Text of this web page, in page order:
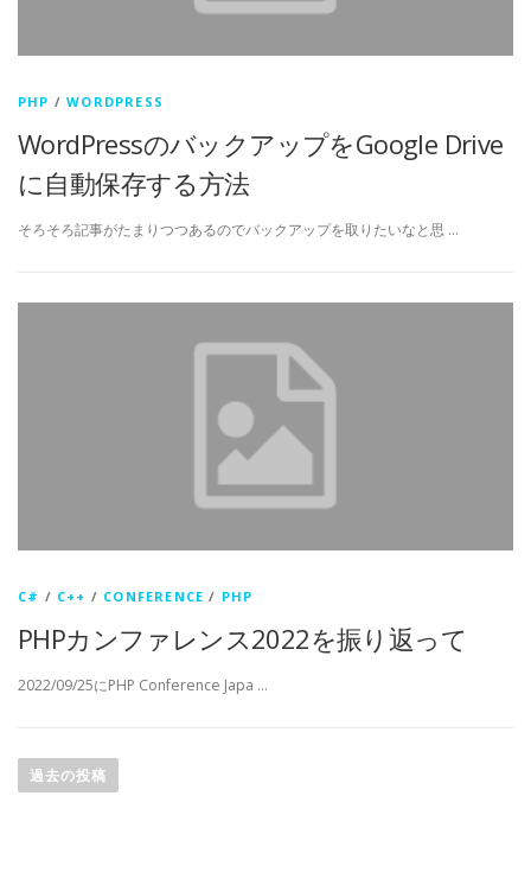
PHP /WORDPRESS
WordPressのバックアップをGoogle Drive
に自動保存する方法
そろそろ記事がたまりつつあるのでバックアップを取りたいなと思 …
C# / C++ / CONFERENCE / PHP
PHPカンファレンス2022を振り返って
2022/09/25にPHP Conference Japa …
稿
過去の投稿